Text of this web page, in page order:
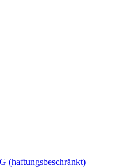
(haftungsbeschränkt)